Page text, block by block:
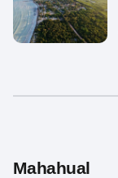
Mahahual